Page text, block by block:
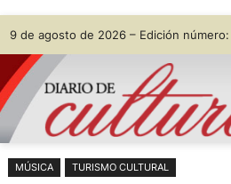
Saltar
al
contenido
Skip
to
content
9 de agosto de 2026 – Edición número:
MÚSICA TURISMO CULTURAL